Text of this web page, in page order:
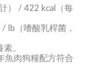
） / 422 kcal（每
lb（嗜酸乳桿菌，
。
魚肉狗糧配方符合